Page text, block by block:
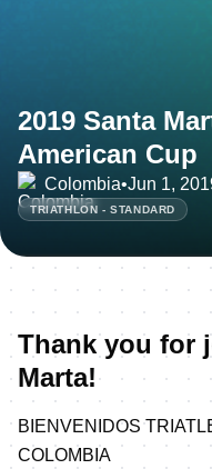
2019 Santa
American Cup
Colombia•Jun 1,
TRIATHLON - STANDARD
Thank you for
Marta!
BIENVENIDOS
COLOMBIA